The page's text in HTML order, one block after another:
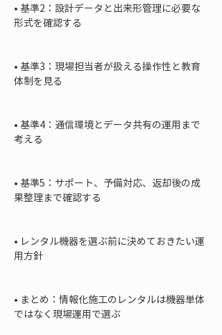
• 基準2：設計データと出来形管理に必要な
形式を確認する
• 基準3：現場担当者が扱える操作性と教育
体制を見る
• 基準4：通信環境とデータ共有の運用まで
考える
• 基準5：サポート、予備対応、返却後の成
果整理まで確認する
• レンタル機器を選ぶ前に決めておきたい運
用方針
• まとめ：情報化施工のレンタルは機器単体
ではなく現場運用で選ぶ